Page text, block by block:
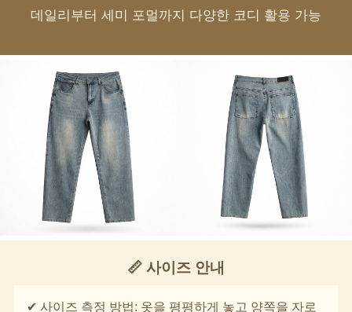
데일리부터 세미 포멀까지 다양한 코디 활용 가능
📏 사이즈 안내
✔ 사이즈 측정 방법: 옷을 평평하게 놓고 양쪽을 자로